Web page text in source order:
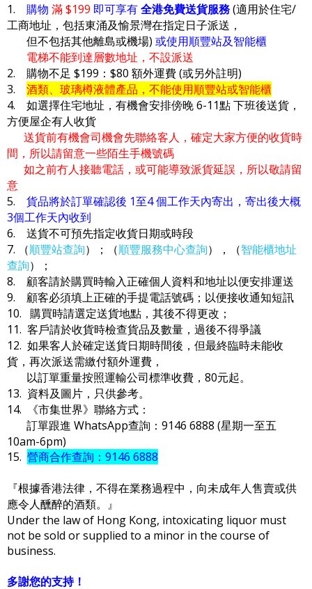
1. 購物 滿 $199 即可享有全港免費送貨服務(適用於住宅/
工商地址，包括東涌及愉景灣在指定日子派送，
但不包括其他離島或機場) 或使用順豐站及智能櫃
電梯不能到達層數地址，不設派送
2. 購物不足 $199：$80 額外運費 (或另外註明)
3. 酒類、玻璃樽液體產品，不能使用順豐站或智能櫃
4. 如選擇住宅地址，有機會安排傍晚 6-11點 下班後送貨，
方便屋企有人收貨
送貨前有機會司機會先聯絡客人，確定大家方便的收貨時
間，所以請留意一些陌生手機號碼
如之前冇人接聽電話，或可能導致派貨延誤，所以敬請留
意
5. 貨品將於訂單確認後 1至4 個工作天內寄出，寄出後大概
3個工作天內收到
6. 送貨不可預先指定收貨日期或時段
7. （順豐站查詢）；（順豐服務中心查詢），（智能櫃地址
查詢）；
8. 顧客請於購買時輸入正確個人資料和地址以便安排運送
9. 顧客必須填上正確的手提電話號碼；以便接收通知短訊
10. 購買時請選定送貨地點，其後不得更改；
11. 客戶請於收貨時檢查貨品及數量，過後不得爭議
12. 如果客人於確定送貨日期時間後，但最終臨時未能收
貨，再次派送需繳付額外運費，
以訂單重量按照運輸公司標準收費，80元起。
13. 資料及圖片，只供參考。
14. 《市集世界》聯絡方式：
訂單跟進 WhatsApp查詢：9146 6888 (星期一至五
10am-6pm)
15. 營商合作查詢：9146 6888
『根據香港法律，不得在業務過程中，向未成年人售賣或供
應令人醺醉的酒類。』
Under the law of Hong Kong, intoxicating liquor must
not be sold or supplied to a minor in the course of
business.
多謝您的支持！